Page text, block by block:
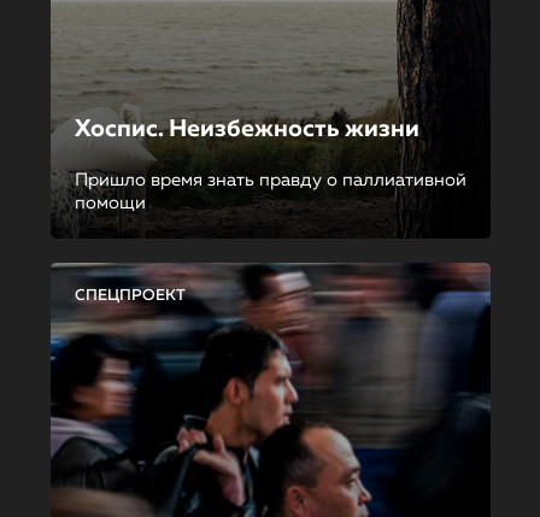
Хоспис. Неизбежность жизни
Пришло время знать правду о паллиативной
помощи
СПЕЦПРОЕКТ